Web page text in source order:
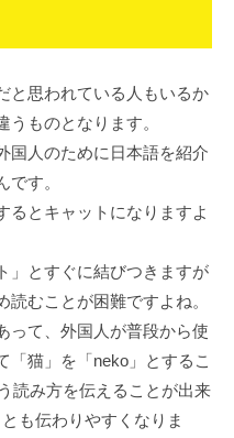
と思われている⼈もいるか
うものとなります。
国⼈のために⽇本語を紹介
す。
るとキャットになりますよ
」とすぐに結びつきますが
むことが困難ですよね。
って、外国⼈が普段から使
「猫」を「neko」とするこ
読み⽅を伝えることが出来
も伝わりやすくなりま